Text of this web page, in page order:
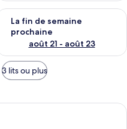
de semaine août 14 -
La fin de semaine
prochaine
août 21 - août 23
la disponibilité pour
3 lits ou plus
chambre à coucher avec un